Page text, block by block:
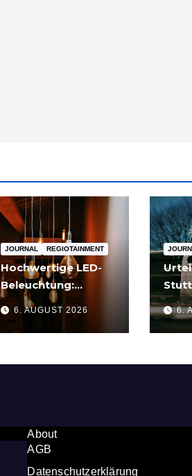
JOURNAL REGIOTAINMENT
Hochwertige LED-
Beleuchtung:
Warum sich Qualität
nach zwei Jahren
rechnet
6. AUGUST 2026
Fall
6.
About
AGB
Datenschutzerklärung